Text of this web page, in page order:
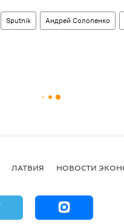
Sputnik Андрей Солопенко
ЛАТВИЯ НОВОСТИ